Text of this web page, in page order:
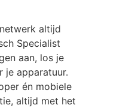
altijd
Specialist
aan, los je
je apparatuur.
én mobiele
altijd met het